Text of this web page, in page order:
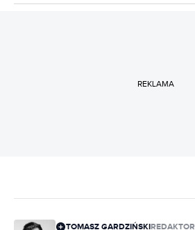
REKLAMA
TOMASZ GARDZIŃSKIREDAKTOR